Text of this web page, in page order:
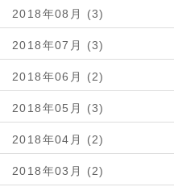
2018年08月 (3)
2018年07月 (3)
2018年06月 (2)
2018年05月 (3)
2018年04月 (2)
2018年03月 (2)